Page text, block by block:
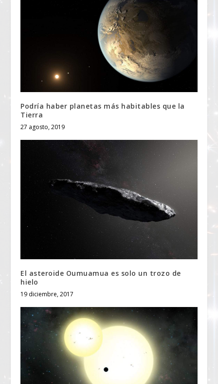
Podría haber planetas más habitables que la
Tierra
27 agosto, 2019
El asteroide Oumuamua es solo un trozo de
hielo
19 diciembre, 2017